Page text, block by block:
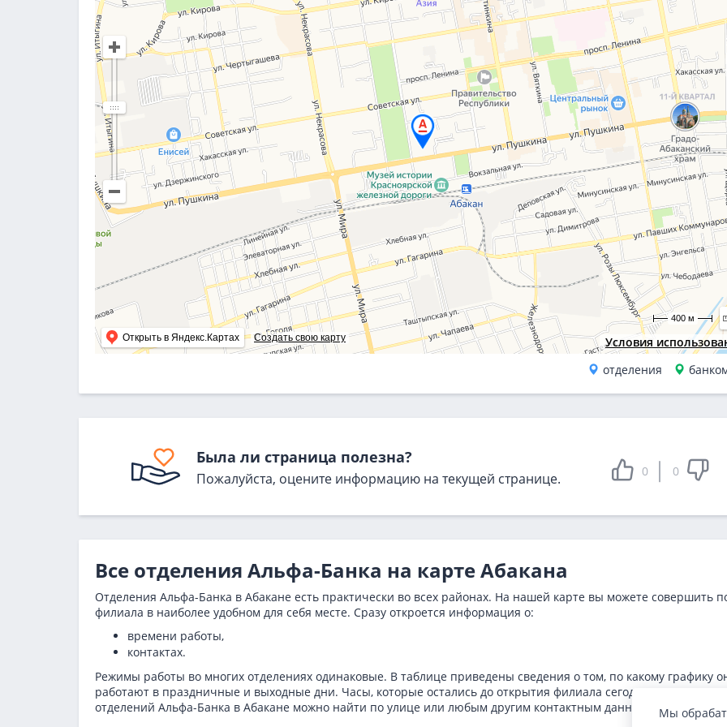
Условия
Открыть в Яндекс.Картах Создать свою карту
400 м
отделения
Была ли страница полезна?
Пожалуйста, оцените информацию на текущей странице. 0 0
Все отделения Альфа-Банка на карте Абакана
Отделения Альфа-Банка в Абакане есть практически во всех районах. На нашей карте вы можете совершить
филиала в наиболее удобном для себя месте. Сразу откроется информация о:
времени работы,
контактах.
Режимы работы во многих отделениях одинаковые. В таблице приведены сведения о том, по какому графику
работают в праздничные и выходные дни. Часы, которые остались до открытия филиала сегодня. Адреса
отделений Альфа-Банка в Абакане можно найти по улице или любым другим контактным данным.
Мы